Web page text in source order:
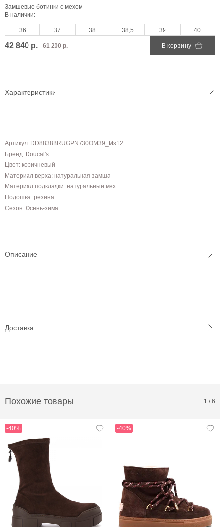
Замшевые ботинки с мехом
В наличии:
36 37 38 38,5 39 40
42 840 р. 61 200 р. В корзину
Характеристики
Артикул: DD8838BRUGPN730OM39_Мз12
Бренд: Doucal's
Цвет: коричневый
Материал верха: натуральная замша
Материал подкладки: натуральный мех
Подошва: резина
Сезон: Осень-зима
Описание
Доставка
Похожие товары 1 /6
-40% -40%